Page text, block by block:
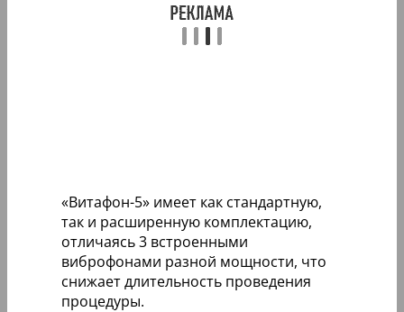
«Витафон-5» имеет как стандартную,
так и расширенную комплектацию,
отличаясь 3 встроенными
виброфонами разной мощности, что
снижает длительность проведения
процедуры.